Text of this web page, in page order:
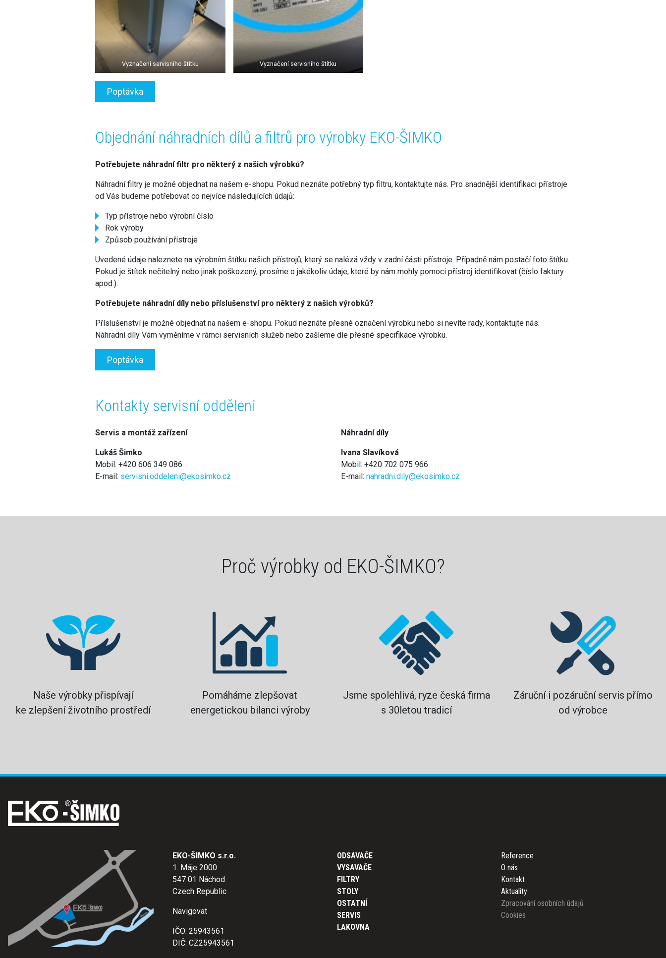
Vyznačení servisního štítku Vyznačení servisního štítku
Poptávka
Objednání náhradních dílů a filtrů pro výrobky EKO-ŠIMKO
Potřebujete náhradní filtr pro některý z našich výrobků?
Náhradní filtry je možné objednat na našem e-shopu. Pokud neznáte potřebný typ filtru, kontaktujte nás. Pro snadnější identifikaci přístroje
od Vás budeme potřebovat co nejvíce následujících údajů:
Typ přístroje nebo výrobní číslo
Rok výroby
Způsob používání přístroje
Uvedené údaje naleznete na výrobním štítku našich přístrojů, který se nalézá vždy v zadní části přístroje. Případně nám postačí foto štítku.
Pokud je štítek nečitelný nebo jinak poškozený, prosíme o jakékoliv údaje, které by nám mohly pomoci přístroj identifikovat (číslo faktury
apod.).
Potřebujete náhradní díly nebo příslušenství pro některý z našich výrobků?
Příslušenství je možné objednat na našem e-shopu. Pokud neznáte přesné označení výrobku nebo si nevíte rady, kontaktujte nás.
Náhradní díly Vám vyměníme v rámci servisních služeb nebo zašleme dle přesné specifikace výrobku.
Poptávka
Kontakty servisní oddělení
Servis a montáž zařízení
Lukáš Šimko
Mobil: +420 606 349 086
E-mail: servisni.oddeleni@ekosimko.cz
Náhradní díly
Ivana Slavíková
Mobil: +420 702 075 966
E-mail: nahradni.dily@ekosimko.cz
Proč výrobky od EKO-ŠIMKO?
Naše výrobky přispívají
ke zlepšení životního prostředí
Pomáháme zlepšovat
energetickou bilanci výroby
Jsme spolehlivá, ryze česká firma
s 30letou tradicí
Záruční i pozáruční servis přímo
od výrobce
EKO-ŠIMKO s.r.o.
1. Máje 2000
547 01 Náchod
Czech Republic
Navigovat
IČO: 25943561
DIČ: CZ25943561
ODSAVAČE
VYSAVAČE
FILTRY
STOLY
OSTATNÍ
SERVIS
LAKOVNA
Reference
O nás
Kontakt
Aktuality
Zpracování osobních údajů
Cookies